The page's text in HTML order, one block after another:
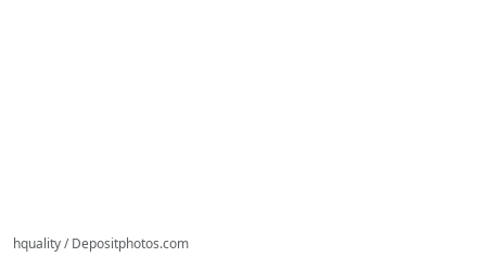
hquality / Depositphotos.com